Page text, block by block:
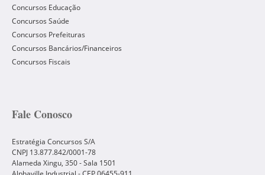
Concursos Educação
Concursos Saúde
Concursos Prefeituras
Concursos Bancários/Financeiros
Concursos Fiscais
Fale Conosco
Estratégia Concursos S/A
CNPJ 13.877.842/0001-78
Alameda Xingu, 350 - Sala 1501